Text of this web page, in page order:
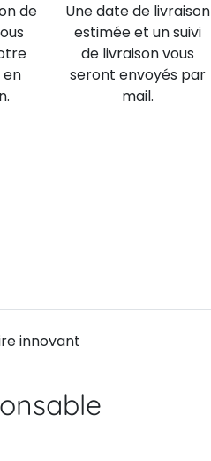
de
Une date de livraison
estimée et un suivi
de livraison vous
seront envoyés par
mail.
innovant